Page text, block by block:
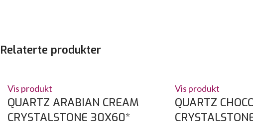
Relaterte produkter
Vis produkt
QUARTZ ARABIAN CREAM
CRYSTALSTONE 30X60*
Vis produkt
QUARTZ